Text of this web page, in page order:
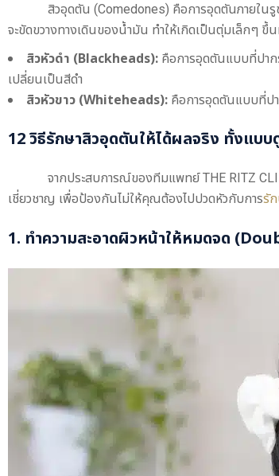
สิวอุดตัน (Comedones) คือการอุดตันภายใน
จะขัดขวางทางเดินของน้ำมัน ทำให้เกิดเป็นตุ่มเล็กๆ
สิวหัวดำ (Blackheads): คือการอุดตันแบบที่ปา
เปลี่ยนเป็นสีดำ
สิวหัวขาว (Whiteheads): คือการอุดตันแบบที่ป
12วิธีรักษาสิวอุดตันให้ได้ผลจริง ทั้งแบ
จากประสบการณ์ของทีมแพทย์ THE RITZ
เชี่ยวชาญ เพื่อป้องกันไม่ให้คุณต้องไปปวดหัวกับการรั
1. ทำความสะอาดผิวหน้าให้หมดจด